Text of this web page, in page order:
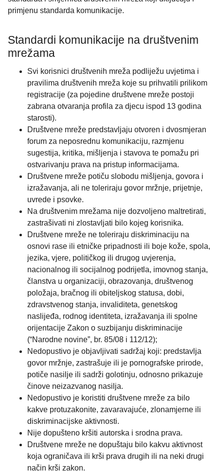
primjenu standarda komunikacije.
Standardi komunikacije na društvenim
mrežama
Svi korisnici društvenih mreža podliježu uvjetima i
pravilima društvenih mreža koje su prihvatili prilikom
registracije (za pojedine društvene mreže postoji
zabrana otvaranja profila za djecu ispod 13 godina
starosti).
Društvene mreže predstavljaju otvoren i dvosmjeran
forum za neposrednu komunikaciju, razmjenu
sugestija, kritika, mišljenja i stavova te pomažu pri
ostvarivanju prava na pristup informacijama.
Društvene mreže potiču slobodu mišljenja, govora i
izražavanja, ali ne toleriraju govor mržnje, prijetnje,
uvrede i psovke.
Na društvenim mrežama nije dozvoljeno maltretirati,
zastrašivati ni zlostavljati bilo kojeg korisnika.
Društvene mreže ne toleriraju diskriminaciju na
osnovi rase ili etničke pripadnosti ili boje kože, spola,
jezika, vjere, političkog ili drugog uvjerenja,
nacionalnog ili socijalnog podrijetla, imovnog stanja,
članstva u organizaciji, obrazovanja, društvenog
položaja, bračnog ili obiteljskog statusa, dobi,
zdravstvenog stanja, invaliditeta, genetskog
naslijeđa, rodnog identiteta, izražavanja ili spolne
orijentacije Zakon o suzbijanju diskriminacije
(“Narodne novine”, br. 85/08 i 112/12);
Nedopustivo je objavljivati sadržaj koji: predstavlja
govor mržnje, zastrašuje ili je pornografske prirode,
potiče nasilje ili sadrži golotinju, odnosno prikazuje
činove neizazvanog nasilja.
Nedopustivo je koristiti društvene mreže za bilo
kakve protuzakonite, zavaravajuće, zlonamjerne ili
diskriminacijske aktivnosti.
Nije dopušteno kršiti autorska i srodna prava.
Društvene mreže ne dopuštaju bilo kakvu aktivnost
koja ograničava ili krši prava drugih ili na neki drugi
način krši zakon.